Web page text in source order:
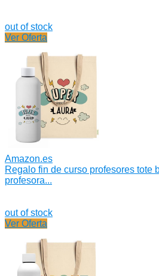
out of stock
Ver Oferta
Amazon.es
Regalo fin de curso profesores tote
profesora...
out of stock
Ver Oferta